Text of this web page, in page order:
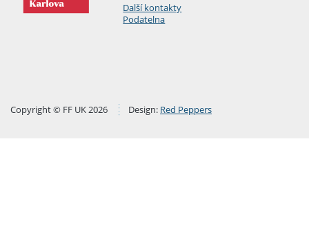
Další kontakty
Podatelna
Copyright © FF UK 2026 Design: Red Peppers